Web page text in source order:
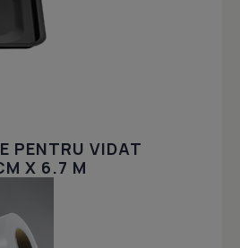
PENTRU VIDAT
X 6.7 M